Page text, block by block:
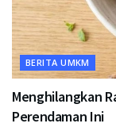
BERITA UMKM
Menghilangkan
Perendaman Ini